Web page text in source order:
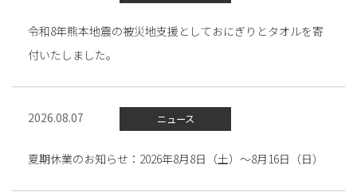
令和8年熊本地震の被災地支援としておにぎりとタオルを寄
付いたしました。
2026.08.07 ニュース
夏期休業のお知らせ：2026年8月8日（土）～8月16日（日）